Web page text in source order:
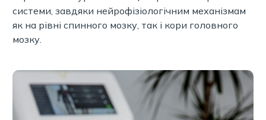
системи, завдяки нейрофізіологічним механізмам
як на рівні спинного мозку, так і кори головного
мозку.